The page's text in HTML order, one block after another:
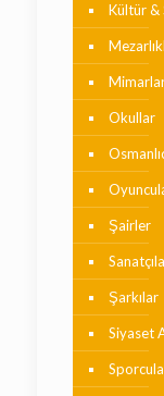
Kültür &
Okullar
Şairler
Şarkılar
Siyaset